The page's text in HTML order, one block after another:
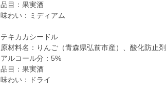
品目：果実酒
味わい：ミディアム
テキカカシードル
原材料名：りんご（青森県弘前市産）、酸化防止剤
アルコール分：5%
品目：果実酒
味わい：ドライ